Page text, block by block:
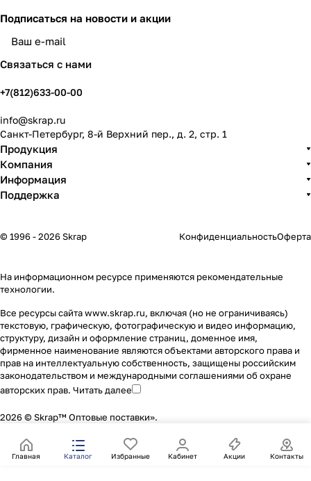
Подписаться на новости и акции
Связаться с нами
+7(812)633-00-00
info@skrap.ru
Санкт-Петербург, 8-й Верхний пер., д. 2, стр. 1
Продукция
Компания
Информация
Поддержка
© 1996 - 2026 Skrap КонфиденциальностьОферта
На информационном ресурсе применяются рекомендательные
технологии.
Все ресурсы сайта www.skrap.ru, включая (но не ограничиваясь)
текстовую, графическую, фотографическую и видео информацию,
структуру, дизайн и оформление страниц, доменное имя,
фирменное наименование являются объектами авторского права и
прав на интеллектуальную собственность, защищены российским
законодательством и международными соглашениями об охране
авторских прав. Читать далее
2026 © Skrap™ Оптовые поставки».
Главная Каталог Избранные Кабинет Акции Контакты